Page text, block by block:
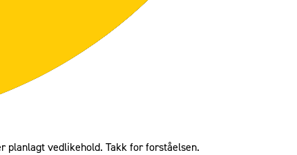
planlagt vedlikehold. Takk for forståelsen.